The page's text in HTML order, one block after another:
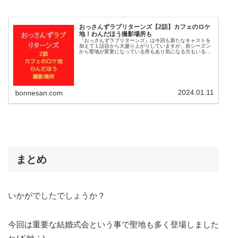
おっさんずラブリターンズ【2話】カフェのロケ
地！わんだほう撮影場所も
『おっさんずラブリターンズ』は今回も新たなキャストを
加えて１話目から大盛り上がりしていますが、前シーズン
から聖地が変更になっている所もあり気になる方もいると
bonnesan.com 2024.01.11
まとめ
いかがでしたでしょうか？
今回は重要な結婚式会という事で聖地も多く登場しました